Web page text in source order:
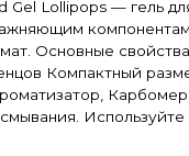
Gel Lollipops — гель
Основные
Компактный